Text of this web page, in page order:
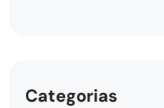
Categorias